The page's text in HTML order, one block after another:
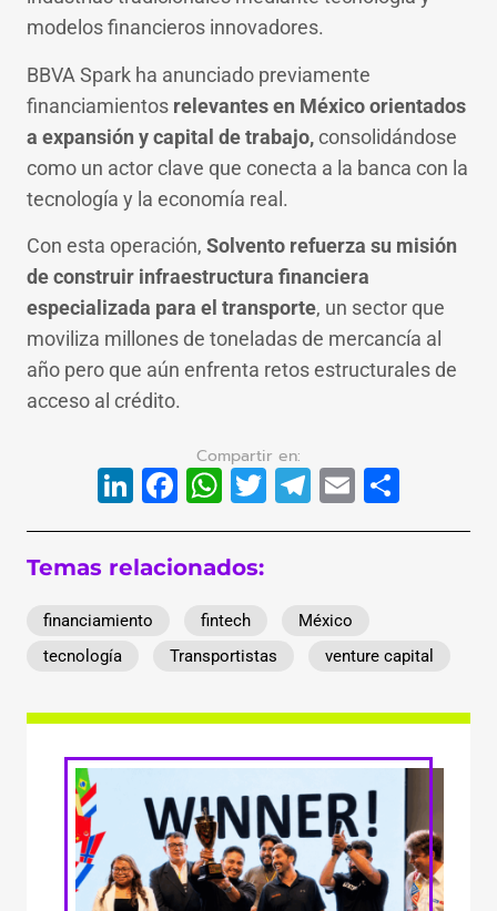
modelos financieros innovadores.
BBVA Spark ha anunciado previamente
financiamientos relevantes en México orientados
a expansión y capital de trabajo,consolidándose
como un actor clave que conecta a la banca con la
tecnología y la economía real.
Con esta operación, Solvento refuerza su misión
de construir infraestructura financiera
especializada para el transporte, un sector que
moviliza millones de toneladas de mercancía al
año pero que aún enfrenta retos estructurales de
acceso al crédito.
LinkedIn
Facebook
WhatsApp
Twitter
Telegram
Email
Temas relacionados:
financiamiento fintech
México
tecnología
Transportistas venture capital